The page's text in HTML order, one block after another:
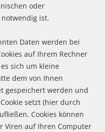
oder
ist.
Daten werden bei
auf Ihrem Rechner
sich um kleine
dem von Ihnen
gespeichert werden und
setzt (hier durch
Cookies können
Viren auf Ihren Computer